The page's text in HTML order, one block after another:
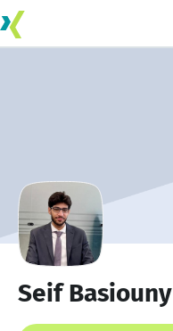
Seif Basiouny